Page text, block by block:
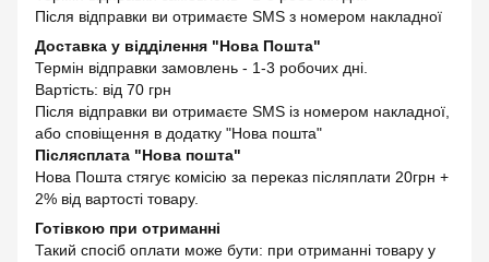
Після відправки ви отримаєте SMS з номером накладної
Доставка у відділення "Нова Пошта"
Термін відправки замовлень - 1-3 робочих дні.
Вартість: від 70 грн
Після відправки ви отримаєте SMS із номером накладної,
або сповіщення в додатку "Нова пошта"
Післясплата "Нова пошта"
Нова Пошта стягує комісію за переказ післяплати 20грн +
2% від вартості товару.
Готівкою при отриманні
Такий спосіб оплати може бути: при отриманні товару у